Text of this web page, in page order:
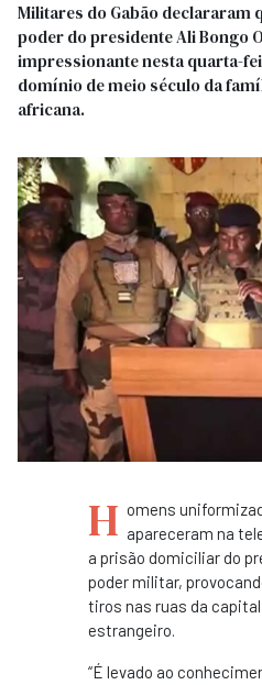
Militares do Gabão declararam
poder do presidente Ali Bongo
impressionante nesta quarta-
domínio de meio século da
africana.
H omens
apareceram na
a prisão domiciliar do
poder militar,
tiros nas ruas da
estrangeiro.
“É levado ao